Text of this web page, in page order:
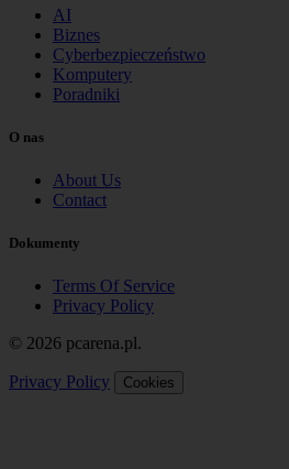
AI
Biznes
Cyberbezpieczeństwo
Komputery
Poradniki
O nas
About Us
Contact
Dokumenty
Terms Of Service
Privacy Policy
© 2026 pcarena.pl.
Privacy Policy Cookies